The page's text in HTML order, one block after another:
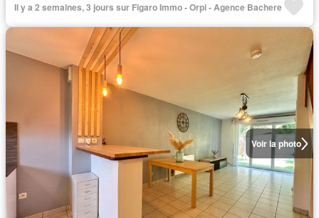
Il y a 2 semaines, 3 jours sur Figaro Immo - Orpi - Agence Bachere
Voir la photo